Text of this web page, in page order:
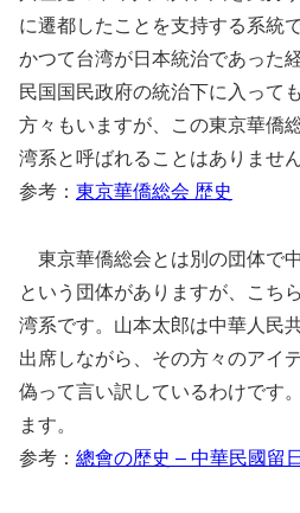
に遷都したことを支持する系統
かつて台湾が日本統治であった
民国国民政府の統治下に入って
方々もいますが、この東京華僑
湾系と呼ばれることはありません
参考： 東京華僑総会 歴史
東京華僑総会とは別の団体で
という団体がありますが、こち
湾系です。山本太郎は中華人民
出席しながら、その方々のアイ
偽って言い訳しているわけです
ます。
参考： 總會の歴史 – 中華民國留